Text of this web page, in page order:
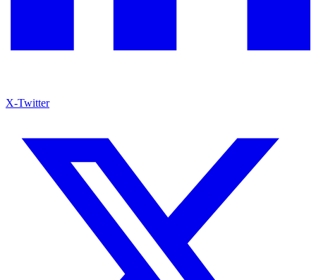
X-Twitter